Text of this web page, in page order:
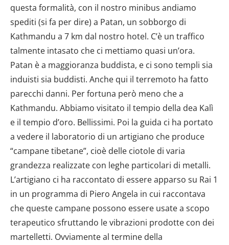
questa formalità, con il nostro minibus andiamo
spediti (si fa per dire) a Patan, un sobborgo di
Kathmandu a 7 km dal nostro hotel. C’è un traffico
talmente intasato che ci mettiamo quasi un’ora.
Patan è a maggioranza buddista, e ci sono templi sia
induisti sia buddisti. Anche qui il terremoto ha fatto
parecchi danni. Per fortuna però meno che a
Kathmandu. Abbiamo visitato il tempio della dea Kalì
e il tempio d’oro. Bellissimi. Poi la guida ci ha portato
a vedere il laboratorio di un artigiano che produce
“campane tibetane”, cioè delle ciotole di varia
grandezza realizzate con leghe particolari di metalli.
L’artigiano ci ha raccontato di essere apparso su Rai 1
in un programma di Piero Angela in cui raccontava
che queste campane possono essere usate a scopo
terapeutico sfruttando le vibrazioni prodotte con dei
martelletti. Ovviamente al termine della